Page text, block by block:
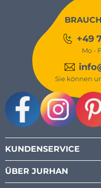
+49
Mo -
Sie können
KUNDENSERVICE
ÜBER JURHAN